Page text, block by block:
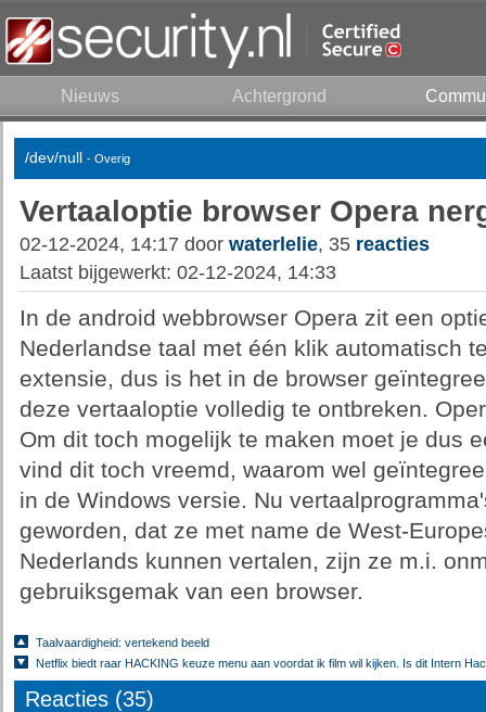
Nieuws Achtergrond
/dev/null - Overig
Vertaaloptie browser Opera
02-12-2024, 14:17 door waterlelie, 35 reacties
Laatst bijgewerkt: 02-12-2024, 14:33
In de android webbrowser Opera zit een
Nederlandse taal met één klik automatisch
extensie, dus is het in de browser
deze vertaaloptie volledig te ontbreken.
Om dit toch mogelijk te maken moet je dus
vind dit toch vreemd, waarom wel
in de Windows versie. Nu
geworden, dat ze met name de West-
Nederlands kunnen vertalen, zijn ze m.i.
gebruiksgemak van een browser.
Taalvaardigheid: vertekend beeld
Netflix biedt raar HACKING keuze menu aan voordat ik film wil kijken. Is dit Intern
Reacties (35)